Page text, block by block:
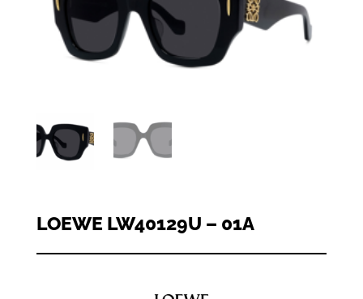
LOEWE LW40129U – 01A